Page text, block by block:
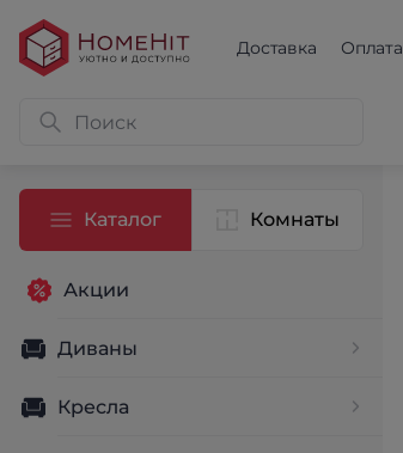
Доставка Оплата
Каталог Комнаты
Акции
Диваны
Кресла